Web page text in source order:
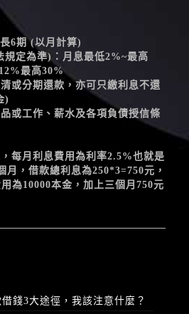
6期 (以月計算)
規定為準)：月息最低2%~最高
最高30%
或分期還款，亦可只繳利息不還
)
或工作、薪水及各項負債授信條
每月利息費用為利率2.5%也就是
月，借款總利息為250*3=750元，
為10000本金，加上三個月750元
錢3大途徑，我該注意什麼？